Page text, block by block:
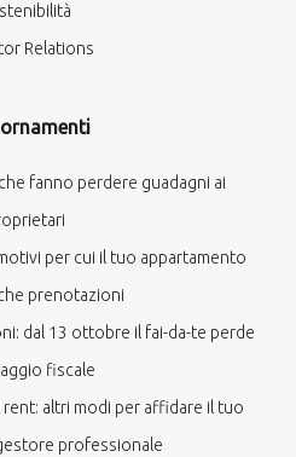
Relations
fanno perdere guadagni ai
per cui il tuo appartamento
prenotazioni
dal 13 ottobre il fai-da-te perde
fiscale
altri modi per affidare il tuo
professionale